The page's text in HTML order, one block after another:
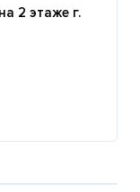
2 этаже г.